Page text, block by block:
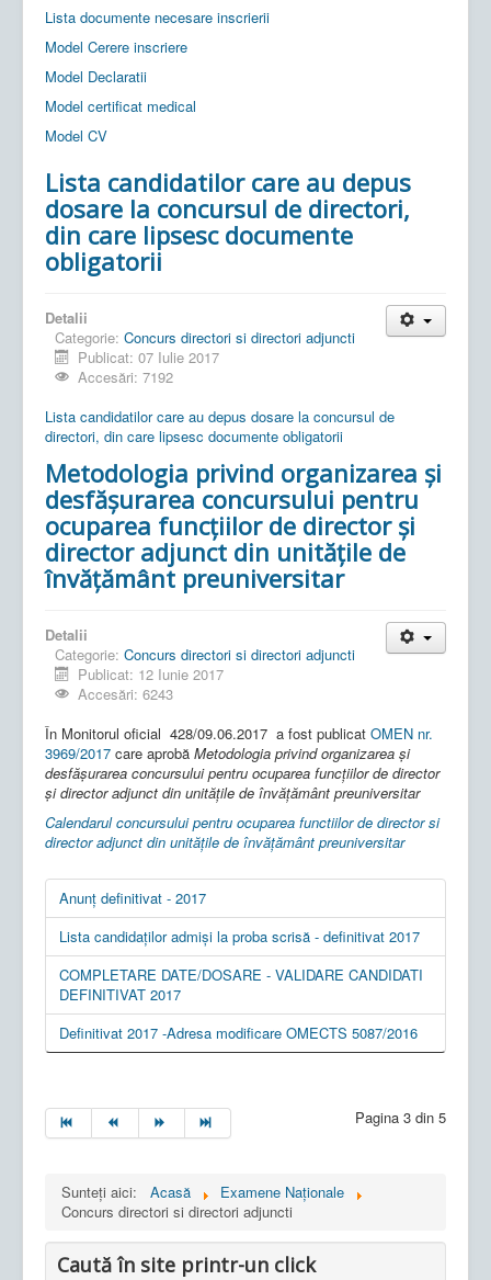
Lista documente necesare inscrierii
Model Cerere inscriere
Model Declaratii
Model certificat medical
Model CV
Lista candidatilor care au depus
dosare la concursul de directori,
din care lipsesc documente
obligatorii
Detalii
Categorie: Concurs directori si directori adjuncti
Publicat: 07 Iulie 2017
Accesări: 7192
Lista candidatilor care au depus dosare la concursul de
directori, din care lipsesc documente obligatorii
Metodologia privind organizarea şi
desfăşurarea concursului pentru
ocuparea funcţiilor de director şi
director adjunct din unităţile de
învăţământ preuniversitar
Detalii
Categorie: Concurs directori si directori adjuncti
Publicat: 12 Iunie 2017
Accesări: 6243
În Monitorul oficial 428/09.06.2017 a fost publicat OMEN nr.
3969/2017 care aprobă Metodologia privind organizarea şi
desfăşurarea concursului pentru ocuparea funcţiilor de director
şi director adjunct din unităţile de învăţământ preuniversitar
Calendarul concursului pentru ocuparea functiilor de director si
director adjunct din unităţile de învăţământ preuniversitar
Anunț definitivat - 2017
Lista candidaților admiși la proba scrisă - definitivat 2017
COMPLETARE DATE/DOSARE - VALIDARE CANDIDATI
DEFINITIVAT 2017
Definitivat 2017 -Adresa modificare OMECTS 5087/2016
Pagina 3 din 5
Sunteți aici: Acasă
Examene Naționale
Concurs directori si directori adjuncti
Caută în site printr-un click